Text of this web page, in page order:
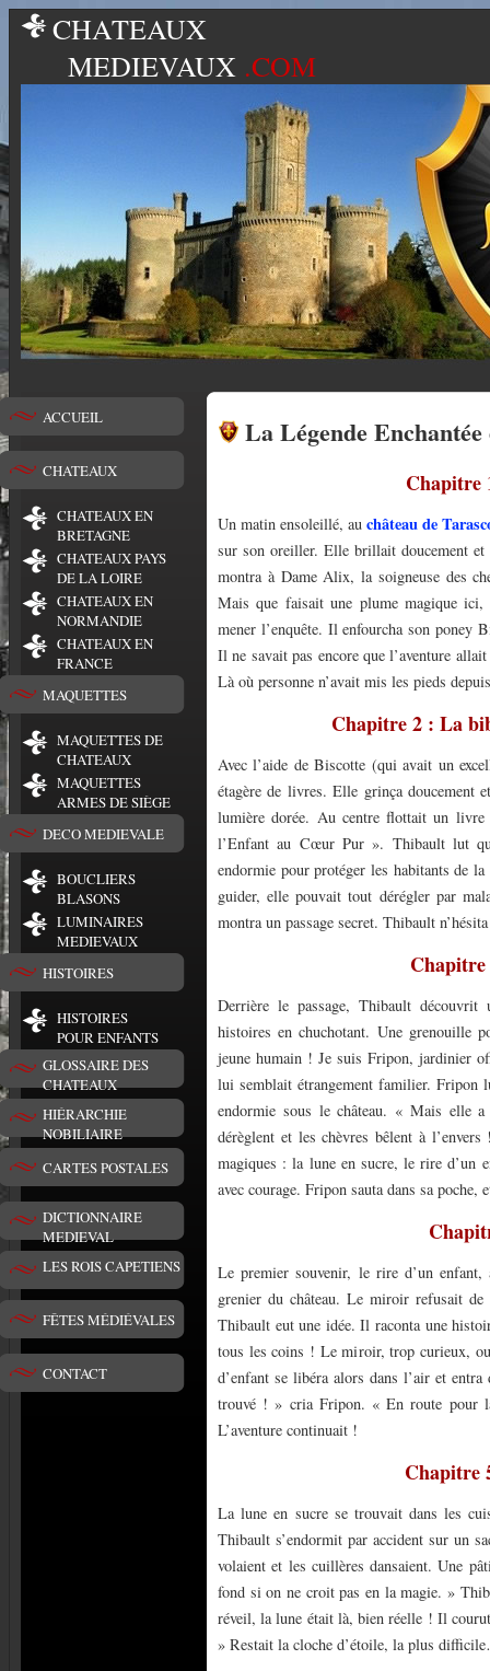
CHATEAUX
MEDIEVAUX .COM
ACCUEIL
CHATEAUX
CHATEAUX EN
BRETAGNE
CHATEAUX PAYS
DE LA LOIRE
CHATEAUX EN
NORMANDIE
CHATEAUX EN
FRANCE
MAQUETTES
MAQUETTES DE
CHATEAUX
MAQUETTES
ARMES DE SIÈGE
DECO MEDIEVALE
BOUCLIERS
BLASONS
LUMINAIRES
MEDIEVAUX
HISTOIRES
HISTOIRES
POUR ENFANTS
GLOSSAIRE DES
CHATEAUX
HIÉRARCHIE
NOBILIAIRE
CARTES POSTALES
DICTIONNAIRE
MEDIEVAL
LES ROIS CAPETIENS
FÊTES MÉDIÉVALES
CONTACT
La Légende
Chapitre
Un matin ensoleillé, au château de
sur son oreiller. Elle brillait doucement
montra à Dame Alix, la soigneuse des
Mais que faisait une plume magique
mener l’enquête. Il enfourcha son poney
Il ne savait pas encore que l’aventure
Là où personne n’avait mis les pieds
Chapitre 2 : La
Avec l’aide de Biscotte (qui avait un
étagère de livres. Elle grinça doucement
lumière dorée. Au centre flottait un livre
l’Enfant au Cœur Pur ». Thibault lut
endormie pour protéger les habitants de
guider, elle pouvait tout dérégler par
montra un passage secret. Thibault
Derrière le passage, Thibault
histoires en chuchotant. Une grenouille
jeune humain ! Je suis Fripon, jardinier
lui semblait étrangement familier. Fripon
endormie sous le château. « Mais elle
dérèglent et les chèvres bêlent à
magiques : la lune en sucre, le rire d’un
avec courage. Fripon sauta dans sa poche,
Le premier souvenir, le rire d’un
grenier du château. Le miroir refusait
Thibault eut une idée. Il raconta une
tous les coins ! Le miroir, trop curieux,
d’enfant se libéra alors dans l’air et
trouvé ! » cria Fripon. « En route pour
L’aventure continuait !
Chapitre
La lune en sucre se trouvait dans les
Thibault s’endormit par accident sur un
volaient et les cuillères dansaient. Une
fond si on ne croit pas en la magie. »
réveil, la lune était là, bien réelle ! Il
» Restait la cloche d’étoile, la plus